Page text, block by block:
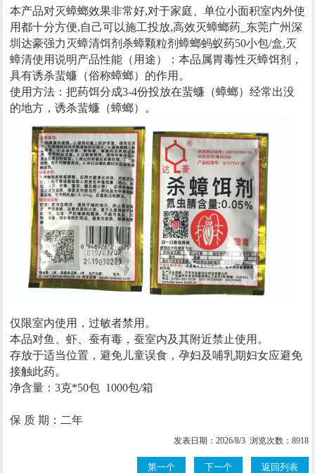
本产品对灭蟑螂效果非常好,对于家庭、单位小面积室内外使
用都十分方便,自己可以施工投放,高效灭蟑螂药_东莞广州深
圳达豪强力灭蟑清饵剂杀蟑颗粒剂蟑螂蚂蚁药50小包/盒,灭
蟑清使用说明产品性能（用途）：本品属胃毒性灭蟑饵剂，
具有诱杀蜚蠊（俗称蟑螂）的作用。
使用方法：把药饵分成3-4份投放在蜚蠊（蟑螂）经常出没
的地方，诱杀蜚蠊（蟑螂）。
仅限室内使用，过敏者禁用。
本品对鱼、虾、蚕有毒，蚕室内及其附近禁止使用。
存放于适当位置，避免儿童误食，孕妇及哺乳期妇女应避免
接触此药。
净含量：3克*50包 1000包/箱
保 质 期：二年
发表日期：2026/8/3 浏览次数：8918
第一个 下一个 返回列表